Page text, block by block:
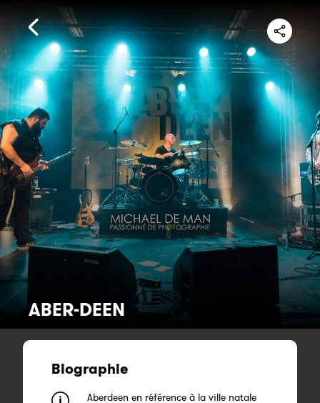
ABER-DEEN
Biographie
Aberdeen en référence à la ville natale